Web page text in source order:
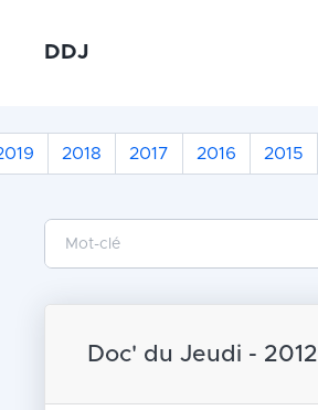
DDJ
2018 2017 2016 2015
Doc' du Jeudi - 2012